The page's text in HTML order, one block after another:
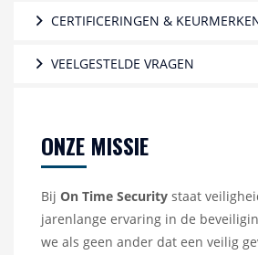
CERTIFICERINGEN &
VEELGESTELDE VRAGEN
ONZE MISSIE
Bij On Time Security staat
jarenlange ervaring in de
we als geen ander dat een veilig